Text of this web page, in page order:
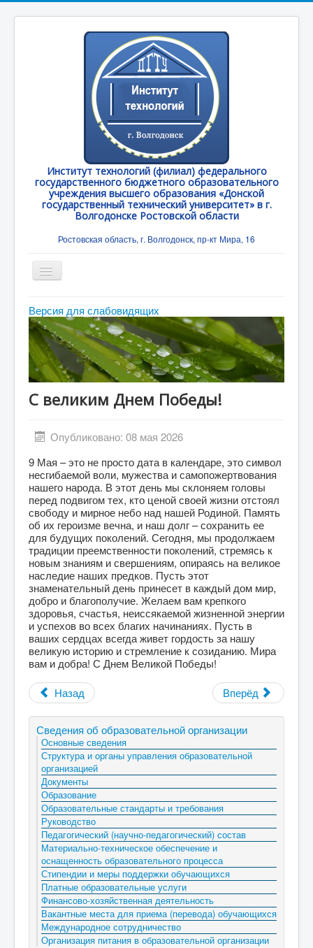
Институт технологий (филиал) федерального
государственного бюджетного образовательного
учреждения высшего образования «Донской
государственный технический университет» в г.
Волгодонске Ростовской области
Ростовская область, г. Волгодонск, пр-кт Мира, 16
Toggle
Navigation
Главная
Абитуриенту
Студенту
ДПО
Выпускнику
Противодействие терроризму и экстремизму
Инклюзивное образование
Blog
About
Author Login
Версия для слабовидящих
С великим Днем Победы!
Опубликовано: 08 мая 2026
9 Мая – это не просто дата в календаре, это символ
несгибаемой воли, мужества и самопожертвования
нашего народа. В этот день мы склоняем головы
перед подвигом тех, кто ценой своей жизни отстоял
свободу и мирное небо над нашей Родиной. Память
об их героизме вечна, и наш долг – сохранить ее
для будущих поколений. Сегодня, мы продолжаем
традиции преемственности поколений, стремясь к
новым знаниям и свершениям, опираясь на великое
наследие наших предков. Пусть этот
знаменательный день принесет в каждый дом мир,
добро и благополучие. Желаем вам крепкого
здоровья, счастья, неиссякаемой жизненной энергии
и успехов во всех благих начинаниях. Пусть в
ваших сердцах всегда живет гордость за нашу
великую историю и стремление к созиданию. Мира
вам и добра! С Днем Великой Победы!
Назад
Вперёд
Сведения об образовательной организации
Основные сведения
Структура и органы управления образовательной
организацией
Документы
Образование
Образовательные стандарты и требования
Руководство
Педагогический (научно-педагогический) состав
Материально-техническое обеспечение и
оснащенность образовательного процесса
Стипендии и меры поддержки обучающихся
Платные образовательные услуги
Финансово-хозяйственная деятельность
Вакантные места для приема (перевода) обучающихся
Международное сотрудничество
Организация питания в образовательной организации